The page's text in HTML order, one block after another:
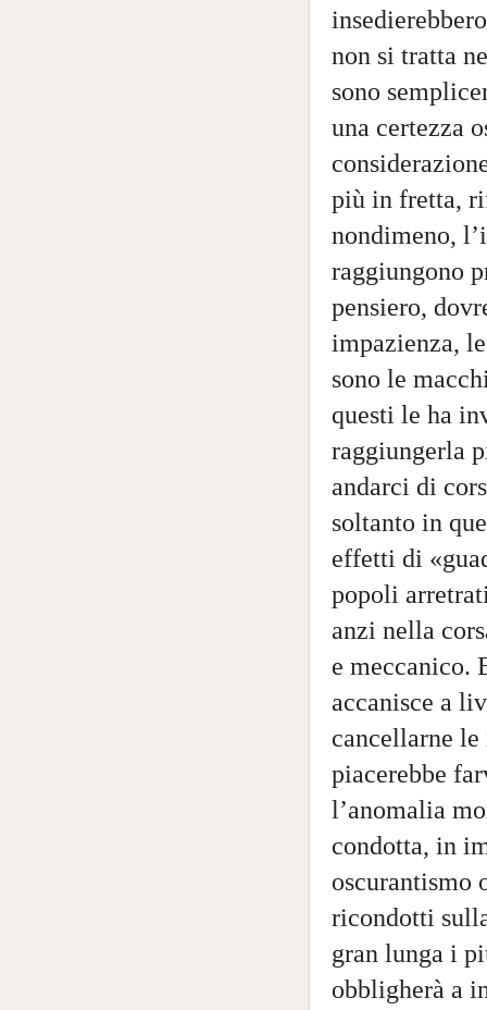
non si tratta
sono
una certezza
più in fretta,
nondimeno,
raggiungono
pensiero,
impazienza,
sono le
questi le ha
raggiungerla
andarci di
soltanto in
effetti di
popoli
anzi nella
e meccanico.
accanisce a
cancellarne
piacerebbe
l’anomalia
condotta, in
oscurantismo
ricondotti
gran lunga i
obbligherà a